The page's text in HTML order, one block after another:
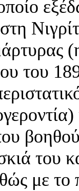
του
του
με το